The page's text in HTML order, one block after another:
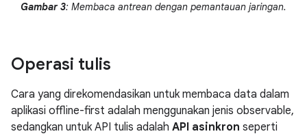
Gambar 3: Membaca antrean dengan pemantauan jaringan.
Operasi tulis
Cara yang direkomendasikan untuk membaca data dalam
aplikasi offline-first adalah menggunakan jenis observable,
sedangkan untuk API tulis adalah API asinkron seperti